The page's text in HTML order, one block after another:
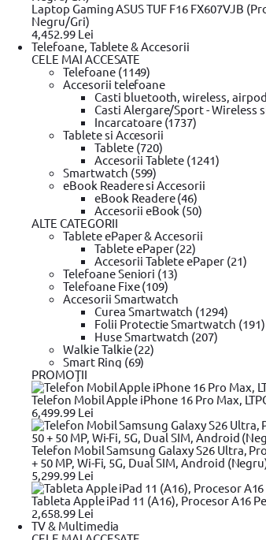
Laptop Gaming ASUS TUF F16 FX607VJB
Negru/Gri)
4,452.99 Lei
Telefoane, Tablete & Accesorii
CELE MAI ACCESATE
Telefoane (1149)
Accesorii telefoane
Casti bluetooth, wireless,
Casti Alergare/Sport - Wireless
Incarcatoare (1737)
Tablete si Accesorii
Tablete (720)
Accesorii Tablete (1241)
Smartwatch (599)
eBook Readere si Accesorii
eBook Readere (46)
Accesorii eBook (50)
ALTE CATEGORII
Tablete ePaper & Accesorii
Tablete ePaper (22)
Accesorii Tablete ePaper (21)
Telefoane Seniori (13)
Telefoane Fixe (109)
Accesorii Smartwatch
Curea Smartwatch (1294)
Folii Protectie Smartwatch (191)
Huse Smartwatch (207)
Walkie Talkie (22)
Smart Ring (69)
PROMOŢII
Telefon Mobil Apple iPhone 16 Pro Max,
6,499.99 Lei
Telefon Mobil Samsung Galaxy S26 Ultra,
+ 50 MP, Wi-Fi, 5G, Dual SIM, Android
5,299.99 Lei
Tableta Apple iPad 11 (A16), Procesor A16
2,658.99 Lei
TV & Multimedia